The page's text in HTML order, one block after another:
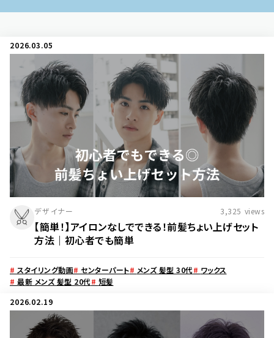
2026.03.05
デザイナー 3,325 views
【簡単！】アイロンなしでできる！前髪ちょい上げセット
方法｜初心者でも簡単
# スタイリング動画# センターパート# メンズ 髪型 30代# ワックス
# 最新 メンズ 髪型 20代# 短髪
2026.02.19